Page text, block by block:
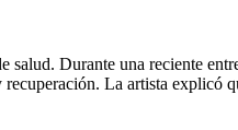
Durante una reciente
recuperación. La artista